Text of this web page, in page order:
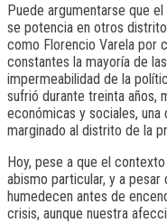
Puede argumentarse que
se potencia en otros
como Florencio Varela por
constantes la mayoría de
impermeabilidad de la
sufrió durante treinta años,
económicas y sociales,
marginado al distrito de la
Hoy, pese a que el
abismo particular, y a
humedecen antes de
crisis, aunque nuestra